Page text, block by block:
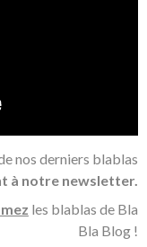
nos derniers blablas
à notre newsletter.
les blablas de Bla
Bla Blog !